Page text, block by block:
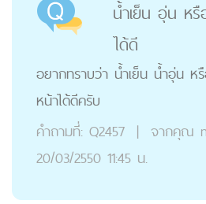
น้ำเย็น อุ่น ห
ได้ดี
อยากทราบว่า น้ำเย็น น้ำอุ่น ห
หน้าได้ดีครับ
คำถามที่: Q2457 | จากคุณ
20/03/2550 11:45 น.